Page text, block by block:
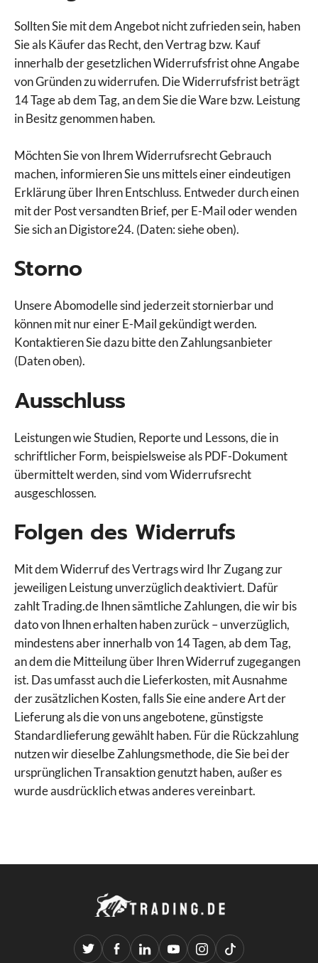
Sollten Sie mit dem Angebot nicht zufrieden sein, haben
Sie als Käufer das Recht, den Vertrag bzw. Kauf
innerhalb der gesetzlichen Widerrufsfrist ohne Angabe
von Gründen zu widerrufen. Die Widerrufsfrist beträgt
14 Tage ab dem Tag, an dem Sie die Ware bzw. Leistung
in Besitz genommen haben.
Möchten Sie von Ihrem Widerrufsrecht Gebrauch
machen, informieren Sie uns mittels einer eindeutigen
Erklärung über Ihren Entschluss. Entweder durch einen
mit der Post versandten Brief, per E-Mail oder wenden
Sie sich an Digistore24. (Daten: siehe oben).
Storno
Unsere Abomodelle sind jederzeit stornierbar und
können mit nur einer E-Mail gekündigt werden.
Kontaktieren Sie dazu bitte den Zahlungsanbieter
(Daten oben).
Ausschluss
Leistungen wie Studien, Reporte und Lessons, die in
schriftlicher Form, beispielsweise als PDF-Dokument
übermittelt werden, sind vom Widerrufsrecht
ausgeschlossen.
Folgen des Widerrufs
Mit dem Widerruf des Vertrags wird Ihr Zugang zur
jeweiligen Leistung unverzüglich deaktiviert. Dafür
zahlt Trading.de Ihnen sämtliche Zahlungen, die wir bis
dato von Ihnen erhalten haben zurück – unverzüglich,
mindestens aber innerhalb von 14 Tagen, ab dem Tag,
an dem die Mitteilung über Ihren Widerruf zugegangen
ist. Das umfasst auch die Lieferkosten, mit Ausnahme
der zusätzlichen Kosten, falls Sie eine andere Art der
Lieferung als die von uns angebotene, günstigste
Standardlieferung gewählt haben. Für die Rückzahlung
nutzen wir dieselbe Zahlungsmethode, die Sie bei der
ursprünglichen Transaktion genutzt haben, außer es
wurde ausdrücklich etwas anderes vereinbart.